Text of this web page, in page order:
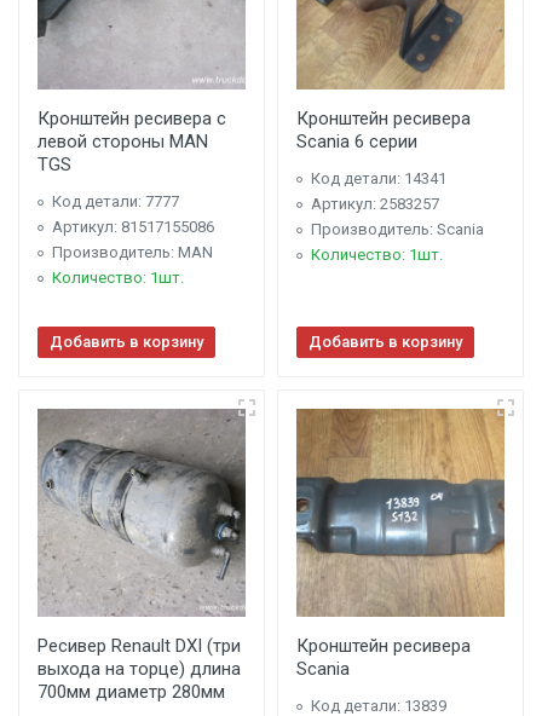
Кронштейн ресивера с
левой стороны MAN
TGS
Код детали: 7777
Артикул: 81517155086
Производитель: MAN
Количество: 1шт.
Добавить в корзину
Кронштейн ресивера
Scania 6 серии
Код детали: 14341
Артикул: 2583257
Производитель: Scania
Количество: 1шт.
Добавить в корзину
Ресивер Renault DXI (три
выхода на торце) длина
700мм диаметр 280мм
Кронштейн ресивера
Scania
Код детали: 13839